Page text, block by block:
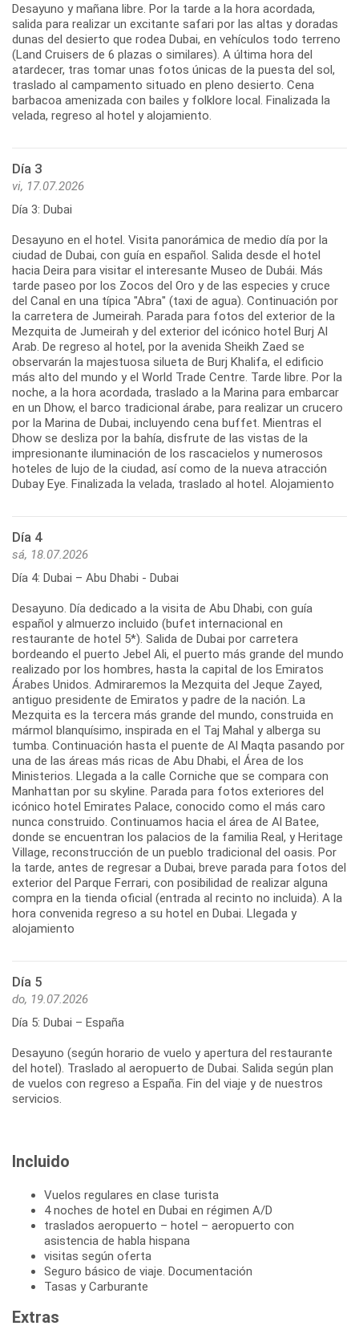
Desayuno y mañana libre. Por la tarde a la hora acordada,
salida para realizar un excitante safari por las altas y doradas
dunas del desierto que rodea Dubai, en vehículos todo terreno
(Land Cruisers de 6 plazas o similares). A última hora del
atardecer, tras tomar unas fotos únicas de la puesta del sol,
traslado al campamento situado en pleno desierto. Cena
barbacoa amenizada con bailes y folklore local. Finalizada la
velada, regreso al hotel y alojamiento.
Día 3
vi, 17.07.2026
Día 3: Dubai
Desayuno en el hotel. Visita panorámica de medio día por la
ciudad de Dubai, con guía en español. Salida desde el hotel
hacia Deira para visitar el interesante Museo de Dubái. Más
tarde paseo por los Zocos del Oro y de las especies y cruce
del Canal en una típica "Abra" (taxi de agua). Continuación por
la carretera de Jumeirah. Parada para fotos del exterior de la
Mezquita de Jumeirah y del exterior del icónico hotel Burj Al
Arab. De regreso al hotel, por la avenida Sheikh Zaed se
observarán la majestuosa silueta de Burj Khalifa, el edificio
más alto del mundo y el World Trade Centre. Tarde libre. Por la
noche, a la hora acordada, traslado a la Marina para embarcar
en un Dhow, el barco tradicional árabe, para realizar un crucero
por la Marina de Dubai, incluyendo cena buffet. Mientras el
Dhow se desliza por la bahía, disfrute de las vistas de la
impresionante iluminación de los rascacielos y numerosos
hoteles de lujo de la ciudad, así como de la nueva atracción
Dubay Eye. Finalizada la velada, traslado al hotel. Alojamiento
Día 4
sá, 18.07.2026
Día 4: Dubai – Abu Dhabi - Dubai
Desayuno. Día dedicado a la visita de Abu Dhabi, con guía
español y almuerzo incluido (bufet internacional en
restaurante de hotel 5*). Salida de Dubai por carretera
bordeando el puerto Jebel Ali, el puerto más grande del mundo
realizado por los hombres, hasta la capital de los Emiratos
Árabes Unidos. Admiraremos la Mezquita del Jeque Zayed,
antiguo presidente de Emiratos y padre de la nación. La
Mezquita es la tercera más grande del mundo, construida en
mármol blanquísimo, inspirada en el Taj Mahal y alberga su
tumba. Continuación hasta el puente de Al Maqta pasando por
una de las áreas más ricas de Abu Dhabi, el Área de los
Ministerios. Llegada a la calle Corniche que se compara con
Manhattan por su skyline. Parada para fotos exteriores del
icónico hotel Emirates Palace, conocido como el más caro
nunca construido. Continuamos hacia el área de Al Batee,
donde se encuentran los palacios de la familia Real, y Heritage
Village, reconstrucción de un pueblo tradicional del oasis. Por
la tarde, antes de regresar a Dubai, breve parada para fotos del
exterior del Parque Ferrari, con posibilidad de realizar alguna
compra en la tienda oficial (entrada al recinto no incluida). A la
hora convenida regreso a su hotel en Dubai. Llegada y
alojamiento
Día 5
do, 19.07.2026
Día 5: Dubai – España
Desayuno (según horario de vuelo y apertura del restaurante
del hotel). Traslado al aeropuerto de Dubai. Salida según plan
de vuelos con regreso a España. Fin del viaje y de nuestros
servicios.
Incluido
Vuelos regulares en clase turista
4 noches de hotel en Dubai en régimen A/D
traslados aeropuerto – hotel – aeropuerto con
asistencia de habla hispana
visitas según oferta
Seguro básico de viaje. Documentación
Tasas y Carburante
Extras